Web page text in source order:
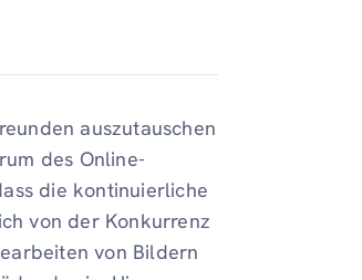
auszutauschen
des Online-
die kontinuierliche
von der Konkurrenz
von Bildern